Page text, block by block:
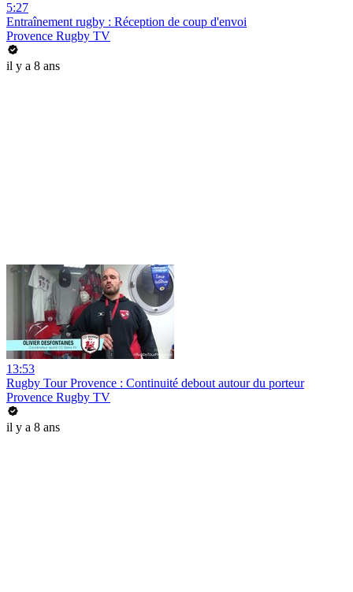
5:27
Entraînement rugby : Réception de coup d'envoi
Provence Rugby TV
il y a 8 ans
13:53
Rugby Tour Provence : Continuité debout autour du porteur
Provence Rugby TV
il y a 8 ans